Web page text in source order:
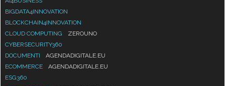
BIGDATA4INNOVATION
BLOCKCHAIN4INNOVATION
CLOUD COMPUTING
ZEROUNO
CYBERSECURITY360
DOCUMENTI
AGENDADIGITALE.EU
ECOMMERCE
AGENDADIGITALE.EU
ESG360